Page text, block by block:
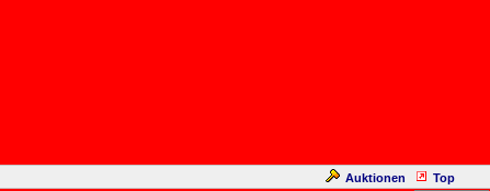
Auktionen Top